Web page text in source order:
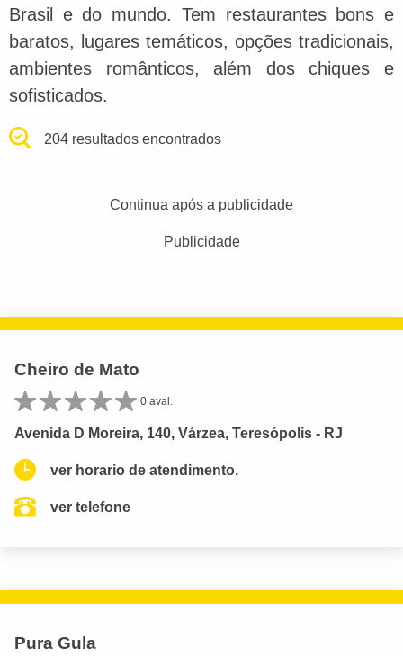
Brasil e do mundo. Tem restaurantes bons e
baratos, lugares temáticos, opções tradicionais,
ambientes românticos, além dos chiques e
sofisticados.
204 resultados encontrados
Continua após a publicidade
Publicidade
Cheiro de Mato
0 aval.
Avenida D Moreira, 140, Várzea, Teresópolis - RJ
ver horario de atendimento.
ver telefone
Pura Gula